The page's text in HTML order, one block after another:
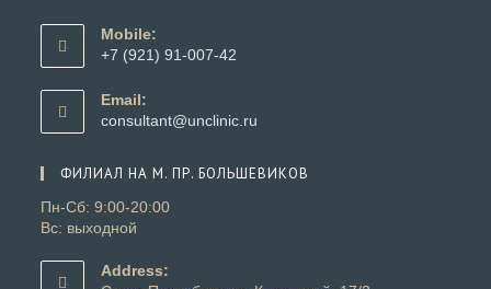
в
вашем
Mobile:
+7 (921) 91-007-42
в
вашем
Email:
consultant@unclinic.ru
приложении
ФИЛИАЛ НА М. ПР. БОЛЬШЕВИКОВ
Пн-Сб: 9:00-20:00
Вс: выходной
Address: